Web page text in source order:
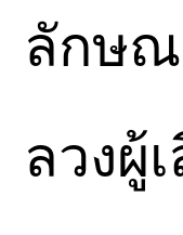
ลักษณ
ลวงผู้